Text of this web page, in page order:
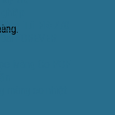
Túi FR-770
FOREVER